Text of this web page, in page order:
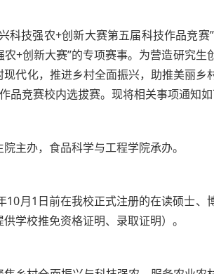
科技强农+创新大赛第五届科技作品竞
+创新大赛”的专项赛事。为营造研究
代化，推进乡村全面振兴，助推美丽
品竞赛校内选拔赛。现将相关事项通知
主办，食品科学与工程学院承办。
10月1日前在我校正式注册的在读硕士
学校推免资格证明、录取证明）。